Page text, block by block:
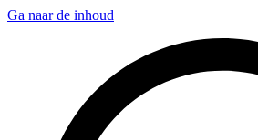
Ga naar de inhoud